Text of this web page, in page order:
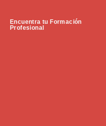
Encuentra tu Formación
Profesional